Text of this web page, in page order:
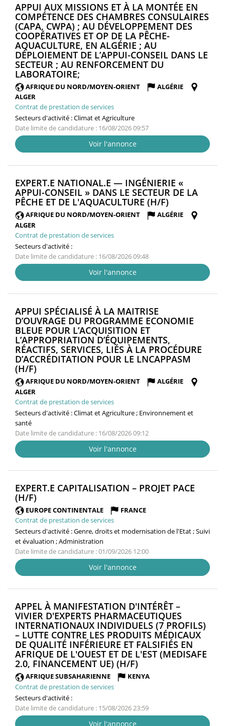
APPUI AUX MISSIONS ET À LA MONTÉE EN
COMPÉTENCE DES CHAMBRES CONSULAIRES
(CAPA, CWPA) ; AU DÉVELOPPEMENT DES
COOPÉRATIVES ET OP DE LA PÊCHE-
AQUACULTURE, EN ALGÉRIE ; AU
DÉPLOIEMENT DE L’APPUI-CONSEIL DANS LE
SECTEUR ; AU RENFORCEMENT DU
LABORATOIRE;
FENÊTRE)
AFRIQUE DU NORD/MOYEN-ORIENT
ALGÉRIE
ALGER
Contrat de prestation de services
Secteurs d'activité :Climat et Agriculture
Date limite de candidature : 16/08/2026 09:57
Voir l'annonce
EXPERT.E NATIONAL.E — INGÉNIERIE «
APPUI-CONSEIL » DANS LE SECTEUR DE LA
PÊCHE ET DE L'AQUACULTURE (H/F)
FENÊTRE)
AFRIQUE DU NORD/MOYEN-ORIENT
ALGÉRIE
ALGER
Contrat de prestation de services
Secteurs d'activité :
Date limite de candidature : 16/08/2026 09:48
Voir l'annonce
APPUI SPÉCIALISÉ À LA MAITRISE
D’OUVRAGE DU PROGRAMME ECONOMIE
BLEUE POUR L’ACQUISITION ET
L’APPROPRIATION D’ÉQUIPEMENTS,
RÉACTIFS, SERVICES, LIÉS À LA PROCÉDURE
D’ACCRÉDITATION POUR LE LNCAPPASM
(H/F)
FENÊTRE)
AFRIQUE DU NORD/MOYEN-ORIENT
ALGÉRIE
ALGER
Contrat de prestation de services
Secteurs d'activité :Climat et Agriculture ; Environnement et
santé
Date limite de candidature : 16/08/2026 09:12
Voir l'annonce
EXPERT.E CAPITALISATION – PROJET PACE
(H/F)
FENÊTRE)
EUROPE CONTINENTALE
FRANCE
Contrat de prestation de services
Secteurs d'activité :Genre, droits et modernisation de l'Etat ; Suivi
et évaluation ; Administration
Date limite de candidature : 01/09/2026 12:00
Voir l'annonce
APPEL À MANIFESTATION D'INTÉRÊT –
VIVIER D'EXPERTS PHARMACEUTIQUES
INTERNATIONAUX INDIVIDUELS (7 PROFILS)
– LUTTE CONTRE LES PRODUITS MÉDICAUX
DE QUALITÉ INFÉRIEURE ET FALSIFIÉS EN
AFRIQUE DE L'OUEST ET DE L'EST (MEDISAFE
2.0, FINANCEMENT UE) (H/F) (NOUVELLE
FENÊTRE)
AFRIQUE SUBSAHARIENNE
KENYA
Contrat de prestation de services
Secteurs d'activité :
Date limite de candidature : 15/08/2026 23:59
Voir l'annonce